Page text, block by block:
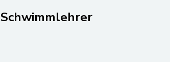
1
Schwimmlehrer